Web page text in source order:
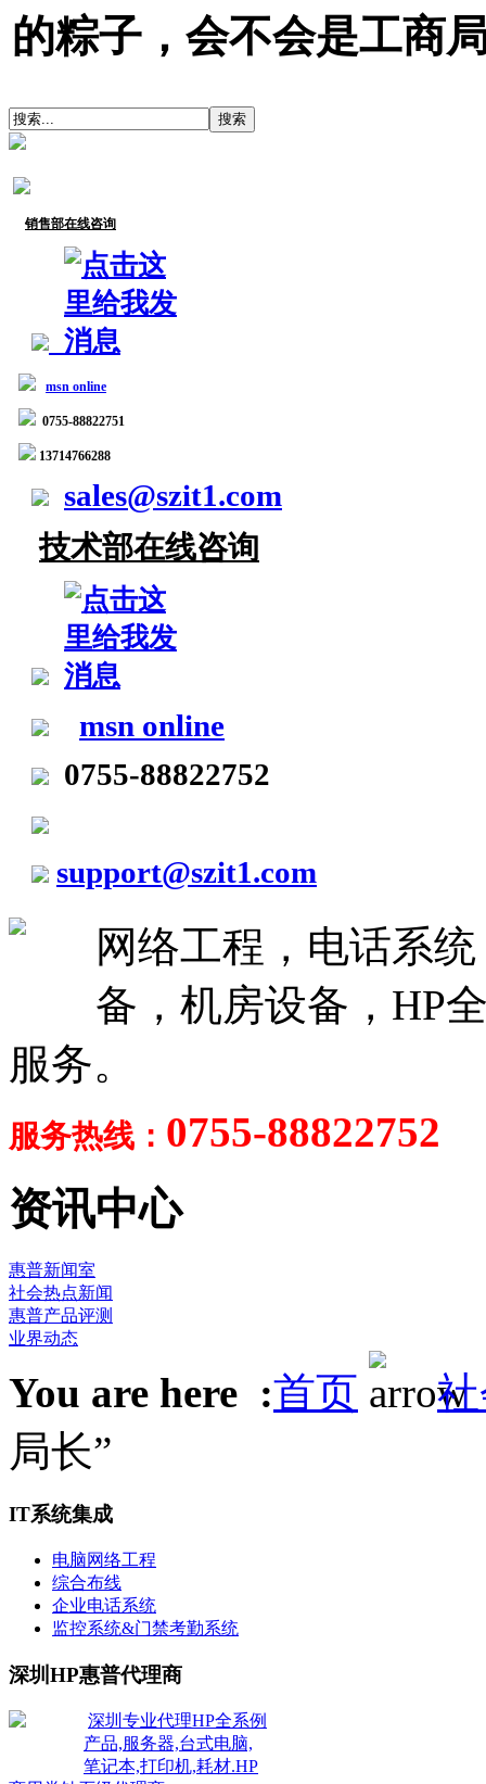
的粽子，会不会是工商
销售部在线咨询
msn online
0755-88822751
13714766288
sales@szit1.com
技术部在线咨询
msn online
0755-88822752
support@szit1.com
网络工程，电话系
备，机房设备，HP
服务。
服务热线： 0755-88822752
资讯中心
惠普新闻室
社会热点新闻
惠普产品评测
业界动态
You are here :首页
局长”
IT系统集成
电脑网络工程
综合布线
企业电话系统
监控系统&门禁考勤系统
深圳HP惠普代理商
深圳专业代理HP全系例
产品,服务器,台式电脑,
笔记本,打印机,耗材.HP